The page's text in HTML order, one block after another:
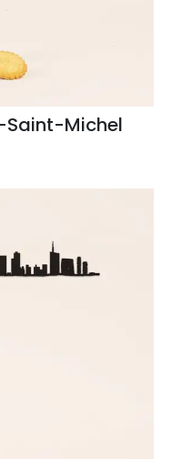
Saint-Michel